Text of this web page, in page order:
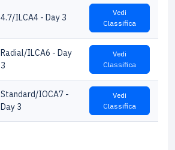
4.7/ILCA4 - Day 3
Vedi
Classifica
Radial/ILCA6 - Day
3
Vedi
Classifica
Standard/IOCA7 -
Day 3
Vedi
Classifica